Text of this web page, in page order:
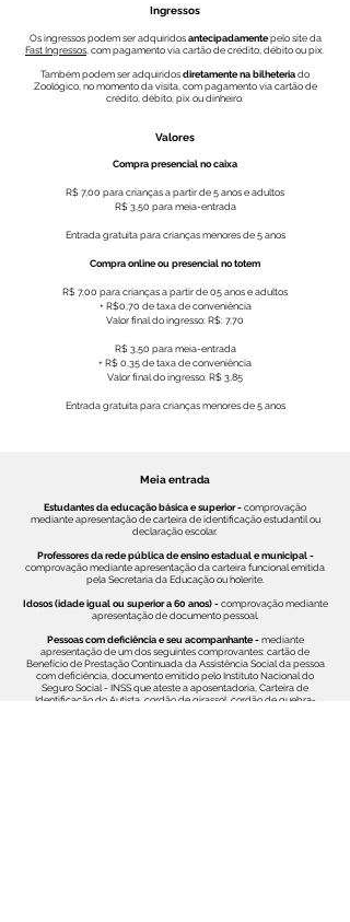
Ingressos
Os ingressos podem ser adquiridos antecipadamentepelo site da
Fast Ingressos, com pagamento via cartão de crédito, débito ou pix.
Também podem ser adquiridos diretamente na bilheteria do
Zoológico, no momento da visita, com pagamento via cartão de
crédito, débito, pix ou dinheiro.
Valores
Compra presencial no caixa
R$ 7,00 para crianças a partir de 5 anos e adultos
R$ 3,50 para meia-entrada
Entrada gratuita para crianças menores de 5 anos
Compra online ou presencial no totem
R$ 7,00 para crianças a partir de 05 anos e adultos
+ R$0,70 de taxa de conveniência
Valor final do ingresso: R$: 7,70
R$ 3,50 para meia-entrada
+ R$ 0,35 de taxa de conveniência
Valor final do ingresso: R$ 3,85
Entrada gratuita para crianças menores de 5 anos
Meia entrada​
Estudantes da educação básica e superior - comprovação
mediante apresentação de carteira de identificação estudantil ou
declaração escolar.​
Professores da rede pública de ensino estadual e municipal -
comprovação mediante apresentação da carteira funcional emitida
pela Secretaria da Educação ou holerite.​
Idosos (idade igual ou superior a 60 anos) - comprovação mediante
apresentação de documento pessoal.​
Pessoas com deficiência e seu acompanhante -mediante
apresentação de um dos seguintes comprovantes: cartão de
Benefício de Prestação Continuada da Assistência Social da pessoa
com deficiência, documento emitido pelo Instituto Nacional do
Seguro Social - INSS que ateste a aposentadoria, Carteira de
Identificação do Autista, cordão de girassol, cordão de quebra-